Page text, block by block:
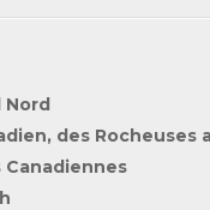
Nord
des Rocheuses
Canadiennes